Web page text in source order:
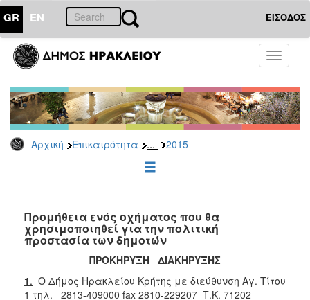
GR EN ΕΙΣΟΔΟΣ
Toggle
Αρχική Επικαιρότητα ... 2015
ΕΠΙΚΑΙΡΟΤΗΤΑ
-
Δημοπρασίες
Αρχείο
2026
2022
2019
Προμήθεια ενός οχήματος που θα
χρησιμοποιηθεί για την πολιτική
προστασία των δημοτών
ΠΡΟΚΗΡΥΞΗ ΔΙΑΚΗΡΥΞΗΣ
1. Ο Δήμος Ηρακλείου Κρήτης με διεύθυνση Αγ. Τίτου
1 τηλ. 2813-409000 fax 2810-229207 Τ.Κ. 71202